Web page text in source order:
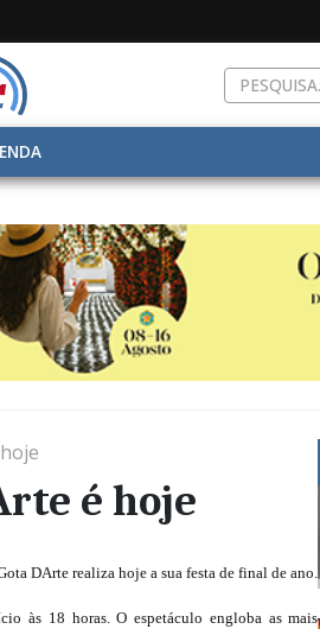
é hoje
DArte realiza hoje a sua festa de final de ano.
às 18 horas. O espetáculo engloba as mais